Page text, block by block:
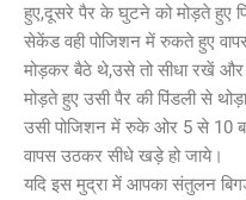
हुए,दूसरे पैर के घुटने को मोड़ते हुए
सेकेंड वही पोजिशन में रुकते हुए
मोड़कर बैठे थे,उसे तो सीधा रखें और
मोड़ते हुए उसी पैर की पिंडली से
उसी पोजिशन में रुके ओर 5 से 10
वापस उठकर सीधे खड़े हो जाये।
यदि इस मुद्रा में आपका संतुलन